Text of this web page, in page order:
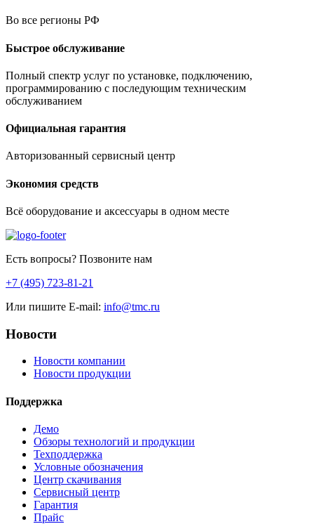
Во все регионы РФ
Быстрое обслуживание
Полный спектр услуг по установке, подключению,
программированию с последующим техническим
обслуживанием
Официальная гарантия
Авторизованный сервисный центр
Экономия средств
Всё оборудование и аксессуары в одном месте
Есть вопросы? Позвоните нам
+7 (495) 723-81-21
Или пишите E-mail: info@tmc.ru
Новости
Новости компании
Новости продукции
Поддержка
Демо
Обзоры технологий и продукции
Техподдержка
Условные обозначения
Центр скачивания
Сервисный центр
Гарантия
Прайс